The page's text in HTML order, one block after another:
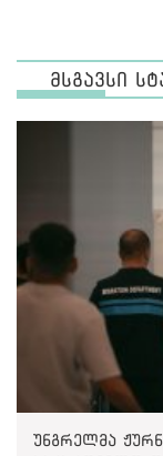
მსგავსი
უნგრელმა